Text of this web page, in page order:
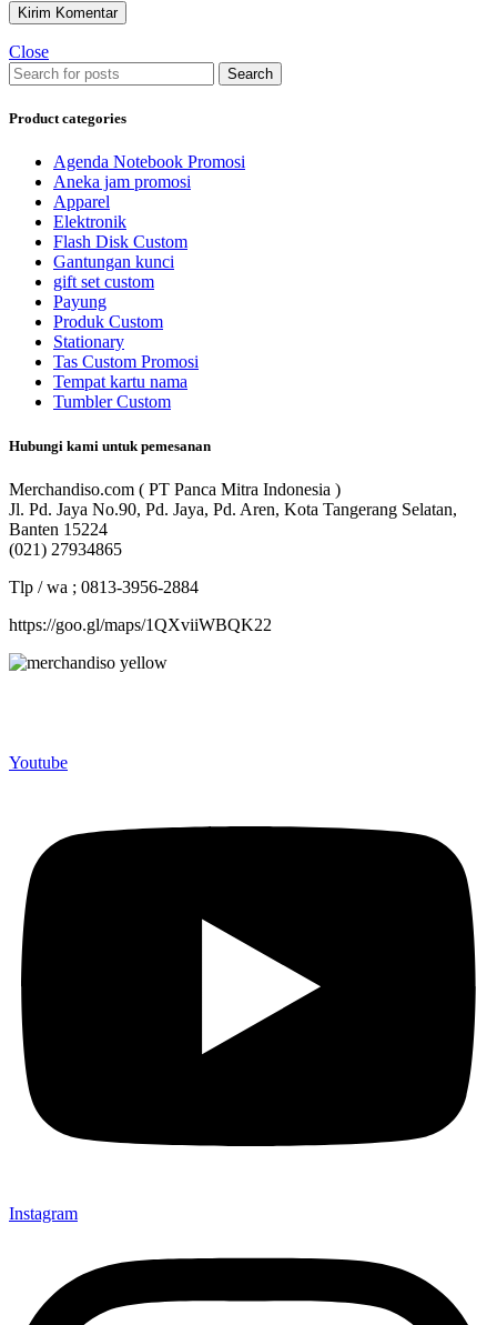
Close
Search
Product categories
Agenda Notebook Promosi
Aneka jam promosi
Apparel
Elektronik
Flash Disk Custom
Gantungan kunci
gift set custom
Payung
Produk Custom
Stationary
Tas Custom Promosi
Tempat kartu nama
Tumbler Custom
Hubungi kami untuk pemesanan
Merchandiso.com ( PT Panca Mitra Indonesia )
Jl. Pd. Jaya No.90, Pd. Jaya, Pd. Aren, Kota Tangerang Selatan,
Banten 15224
(021) 27934865
Tlp / wa ; 0813-3956-2884
https://goo.gl/maps/1QXviiWBQK22
Youtube
Instagram